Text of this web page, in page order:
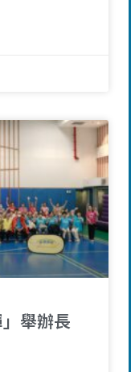
舉辦長